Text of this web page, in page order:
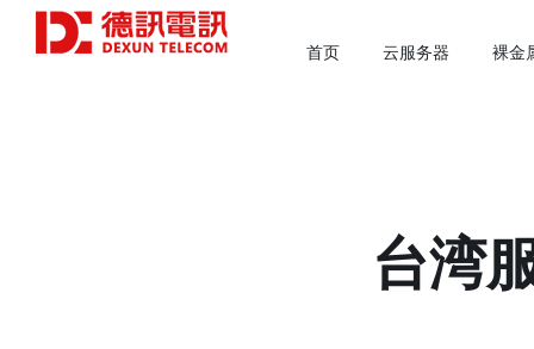
首页 云服务器 裸金
台湾